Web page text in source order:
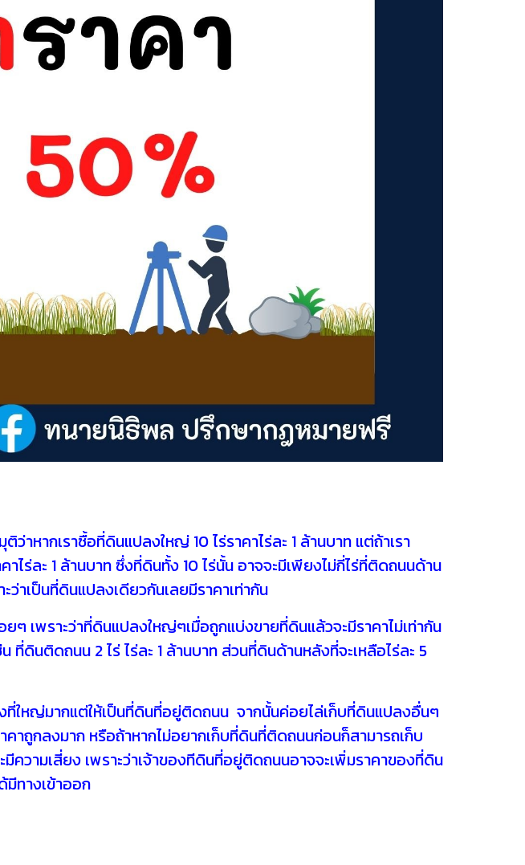
ติว่าหากเราซื้อที่ดินแปลงใหญ่ 10 ไร่ราคาไร่ละ 1 ล้านบาท แต่ถ้าเรา
ไร่ละ 1 ล้านบาท ซึ่งที่ดินทั้ง 10 ไร่นั้น อาจจะมีเพียงไม่กี่ไร่ที่ติดถนนด้าน
าเป็นที่ดินแปลงเดียวกันเลยมีราคาเท่ากัน
พราะว่าที่ดินแปลงใหญ่ๆเมื่อถูกแบ่งขายที่ดินแล้วจะมีราคาไม่เท่ากัน
ดินติดถนน 2 ไร่ ไร่ละ 1 ล้านบาท ส่วนที่ดินด้านหลังที่จะเหลือไร่ละ 5
ใหญ่มากแต่ให้เป็นที่ดินที่อยู่ติดถนน จากนั้นค่อยไล่เก็บที่ดินแปลงอื่นๆ
ถูกลงมาก หรือถ้าหากไม่อยากเก็บที่ดินที่ติดถนนก่อนก็สามารถเก็บ
วามเสี่ยง เพราะว่าเจ้าของทีดินที่อยู่ติดถนนอาจจะเพิ่มราคาของที่ดิน
ทางเข้าออก